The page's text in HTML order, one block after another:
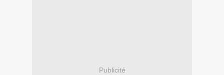
Publicité